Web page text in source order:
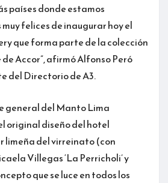
países donde estamos
felices de inaugurar hoy el
que forma parte de la colección
Accor”, afirmó Alfonso Peró
del Directorio de A3.
general del Manto Lima
original diseño del hotel
limeña del virreinato (con
Villegas ‘La Perricholi’ y
que se luce en todos los